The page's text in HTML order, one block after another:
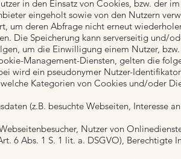
in den Einsatz von Cookies, bzw. der
eingeholt sowie von den Nutzern
um deren Abfrage nicht erneut
Die Speicherung kann serverseitig
um die Einwilligung einem Nutzer,
Management-Diensten, gelten die
wird ein pseudonymer Nutzer-
Kategorien von Cookies und/oder
(z.B. besuchte Webseiten, Interesse
Nutzer von
6 Abs. 1 S. 1 lit. a. DSGVO), Berechtigte